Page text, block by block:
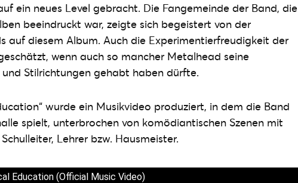
ein neues Level gebracht. Die Fangemeinde der Band, die
beeindruckt war, zeigte sich begeistert von der
auf diesem Album. Auch die Experimentierfreudigkeit der
wenn auch so mancher Metalhead seine
Stilrichtungen gehabt haben dürfte.
wurde ein Musikvideo produziert, in dem die Band
spielt, unterbrochen von komödiantischen Szenen mit
Lehrer bzw. Hausmeister.
Education (Official Music Video)